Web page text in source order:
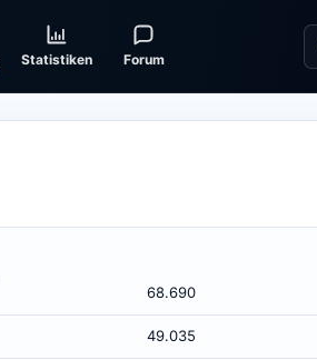
Statistiken Forum
68.690
49.035